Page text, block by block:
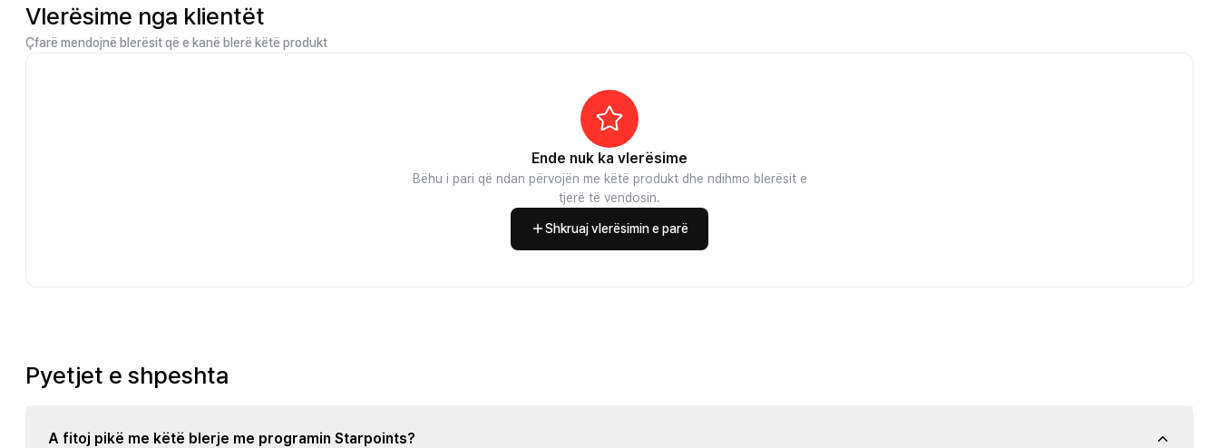
Vlerësime nga klientët
Çfarë mendojnë blerësit që e kanë blerë këtë produkt
Ende nuk ka vlerësime
Bëhu i pari që ndan përvojën me këtë produkt dhe ndihmo blerësit e
tjerë të vendosin.
Shkruaj vlerësimin e parë
Pyetjet e shpeshta
A fitoj pikë me këtë blerje me programin Starpoints?